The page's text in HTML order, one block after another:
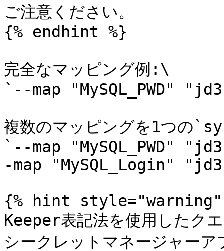
ご注意ください。
{% endhint %}
完全なマッピング例:\
`--map
複数のマッピングを1つの
`--map
-map
{% hint style="warning"
Keeper表記法を使用したク
シークレットマネージャー